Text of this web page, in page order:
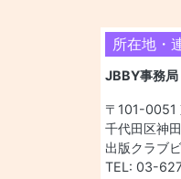
所在地・
JBBY事務局
〒101-0051
千代田区神
出版クラブ
TEL: 03-